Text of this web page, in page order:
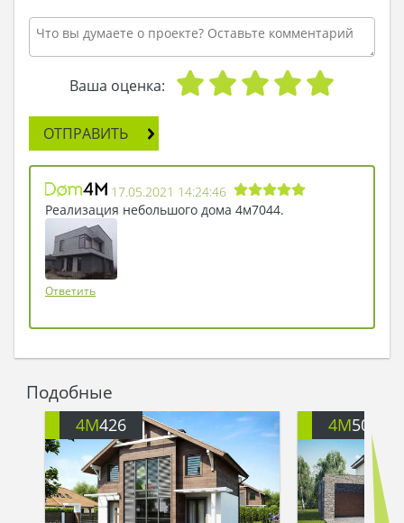
Ваша оценка:
ОТПРАВИТЬ
17.05.2021 14:24:46
Реализация небольшого дома 4м7044.
Ответить
Подобные
4M426 4M503